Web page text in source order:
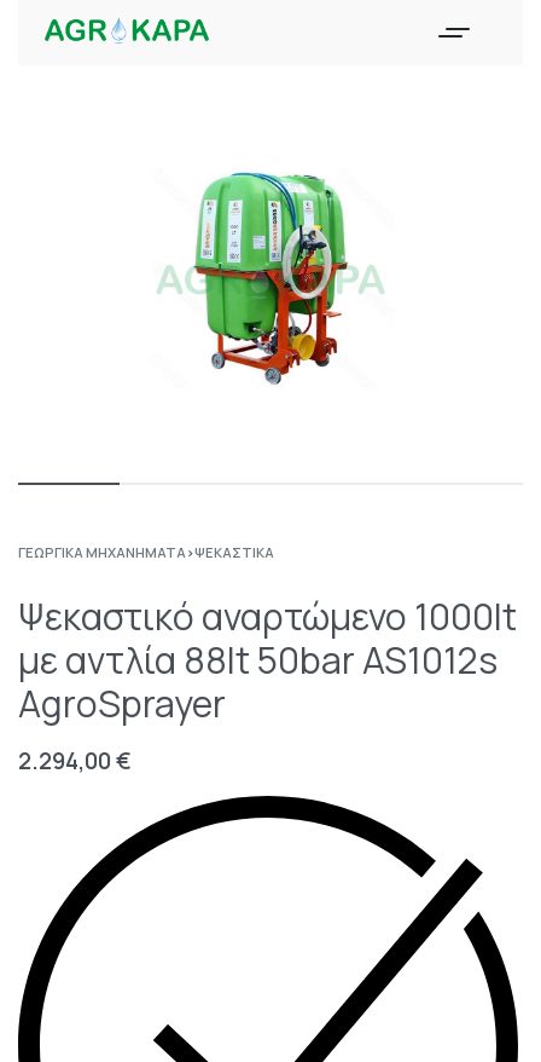
ΓΕΩΡΓΙΚΆ ΜΗΧΑΝΉΜΑΤΑ›ΨΕΚΑΣΤΙΚΆ
Ψεκαστικό αναρτώμενο 1000lt
με αντλία 88lt 50bar AS1012s
AgroSprayer
2.294,00€